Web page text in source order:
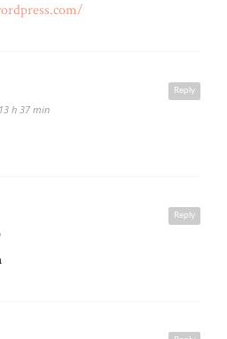
Reply
h 37 min
Reply